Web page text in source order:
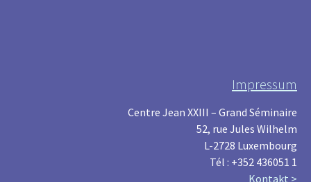
Impressum
Centre Jean XXIII – Grand Séminaire
52, rue Jules Wilhelm
L-2728 Luxembourg
Tél : +352 436051 1
Kontakt >